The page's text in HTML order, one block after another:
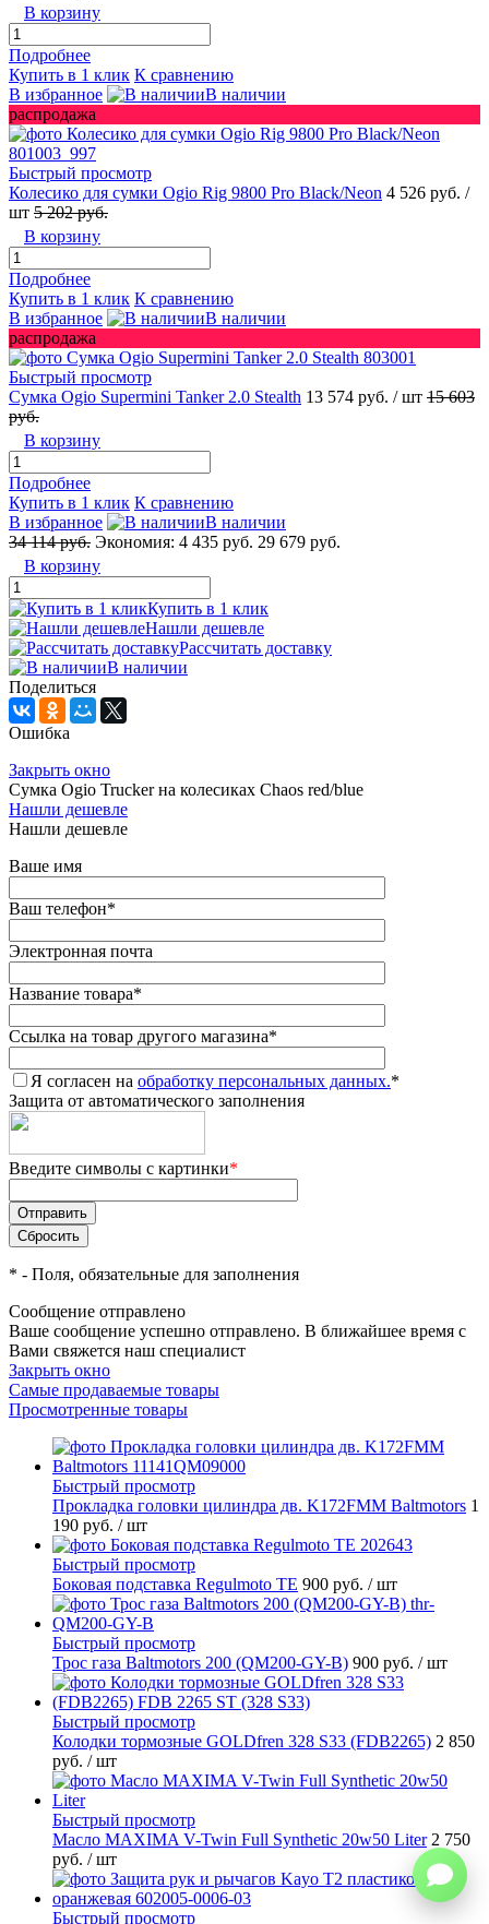
В корзину
Подробнее
Купить в 1 клик К сравнению
В избранное
В наличии
распродажа
Быстрый просмотр
Колесико для сумки Ogio Rig 9800 Pro Black/Neon 4 526 руб. /
шт 5 202 руб.
В корзину
Подробнее
Купить в 1 клик К сравнению
В избранное
В наличии
распродажа
Быстрый просмотр
Сумка Ogio Supermini Tanker 2.0 Stealth 13 574 руб. / шт 15 603
руб.
В корзину
Подробнее
Купить в 1 клик К сравнению
В избранное
В наличии
34 114 руб. Экономия: 4 435 руб. 29 679 руб.
В корзину
Купить в 1 клик
Нашли дешевле
Рассчитать доставку
В наличии
Поделиться
Ошибка
Закрыть окно
Сумка Ogio Trucker на колесиках Chaos red/blue
Нашли дешевле
Нашли дешевле
Ваше имя
Ваш телефон*
Электронная почта
Название товара*
Ссылка на товар другого магазина*
Я согласен на обработку персональных данных.*
Защита от автоматического заполнения
Введите символы с картинки*
* - Поля, обязательные для заполнения
Сообщение отправлено
Ваше сообщение успешно отправлено. В ближайшее время с
Вами свяжется наш специалист
Закрыть окно
Самые продаваемые товары
Просмотренные товары
Быстрый просмотр
Прокладка головки цилиндра дв. K172FMM Baltmotors 1
190 руб. / шт
Быстрый просмотр
Боковая подставка Regulmoto TE 900 руб. / шт
Быстрый просмотр
Трос газа Baltmotors 200 (QM200-GY-B) 900 руб. / шт
Быстрый просмотр
Колодки тормозные GOLDfren 328 S33 (FDB2265) 2 850
руб. / шт
Быстрый просмотр
Масло MAXIMA V-Twin Full Synthetic 20w50 Liter 2 750
руб. / шт
Быстрый просмотр